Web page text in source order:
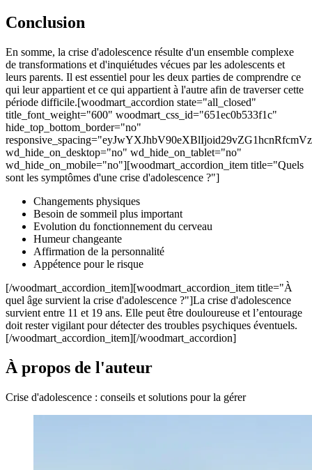
Conclusion
En somme, la crise d'adolescence résulte d'un ensemble complexe
de transformations et d'inquiétudes vécues par les adolescents et
leurs parents. Il est essentiel pour les deux parties de comprendre ce
qui leur appartient et ce qui appartient à l'autre afin de traverser cette
période difficile.[woodmart_accordion state="all_closed"
title_font_weight="600" woodmart_css_id="651ec0b533f1c"
hide_top_bottom_border="no"
wd_hide_on_desktop="no" wd_hide_on_tablet="no"
wd_hide_on_mobile="no"][woodmart_accordion_item title="Quels
sont les symptômes d'une crise d'adolescence ?"]
Changements physiques
Besoin de sommeil plus important
Evolution du fonctionnement du cerveau
Humeur changeante
Affirmation de la personnalité
Appétence pour le risque
[/woodmart_accordion_item][woodmart_accordion_item title="À
quel âge survient la crise d'adolescence ?"]La crise d'adolescence
survient entre 11 et 19 ans. Elle peut être douloureuse et l’entourage
doit rester vigilant pour détecter des troubles psychiques éventuels.
[/woodmart_accordion_item][/woodmart_accordion]
À propos de l'auteur
Crise d'adolescence : conseils et solutions pour la gérer